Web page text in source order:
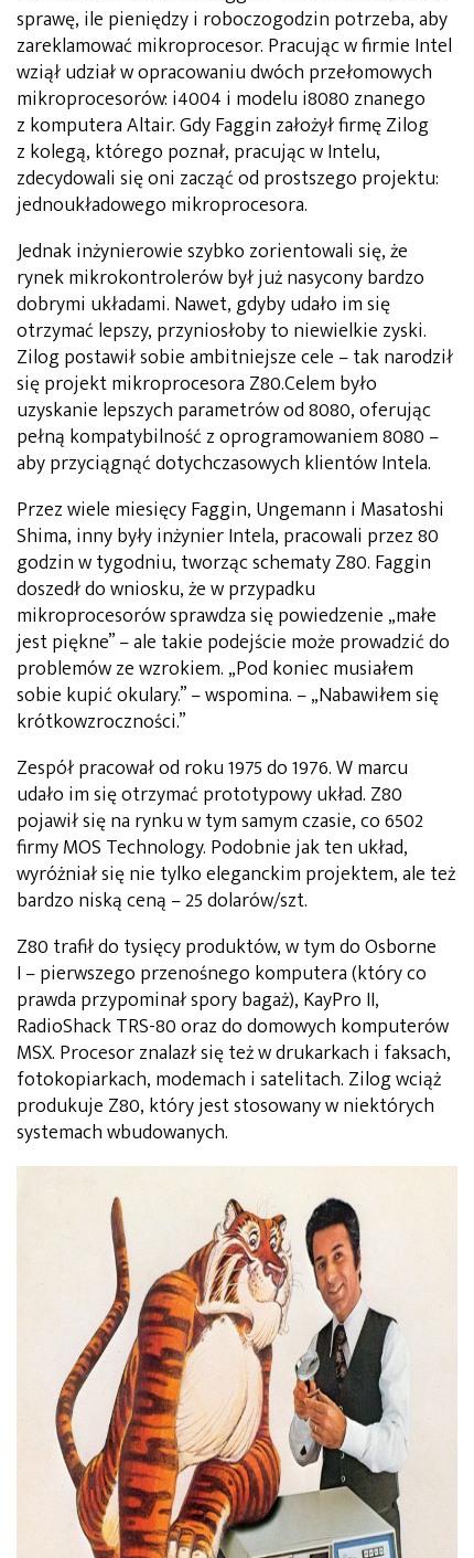
sprawę, ile pieniędzy i roboczogodzin potrzeba, aby
zareklamować mikroprocesor. Pracując w firmie Intel
wziął udział w opracowaniu dwóch przełomowych
mikroprocesorów: i4004 i modelu i8080 znanego
z komputera Altair. Gdy Faggin założył firmę Zilog
z kolegą, którego poznał, pracując w Intelu,
zdecydowali się oni zacząć od prostszego projektu:
jednoukładowego mikroprocesora.
Jednak inżynierowie szybko zorientowali się, że
rynek mikrokontrolerów był już nasycony bardzo
dobrymi układami. Nawet, gdyby udało im się
otrzymać lepszy, przyniosłoby to niewielkie zyski.
Zilog postawił sobie ambitniejsze cele – tak narodził
się projekt mikroprocesora Z80.Celem było
uzyskanie lepszych parametrów od 8080, oferując
pełną kompatybilność z oprogramowaniem 8080 –
aby przyciągnąć dotychczasowych klientów Intela.
Przez wiele miesięcy Faggin, Ungemann i Masatoshi
Shima, inny były inżynier Intela, pracowali przez 80
godzin w tygodniu, tworząc schematy Z80. Faggin
doszedł do wniosku, że w przypadku
mikroprocesorów sprawdza się powiedzenie „małe
jest piękne” – ale takie podejście może prowadzić do
problemów ze wzrokiem. „Pod koniec musiałem
sobie kupić okulary.” – wspomina. – „Nabawiłem się
krótkowzroczności.”
Zespół pracował od roku 1975 do 1976. W marcu
udało im się otrzymać prototypowy układ. Z80
pojawił się na rynku w tym samym czasie, co 6502
firmy MOS Technology. Podobnie jak ten układ,
wyróżniał się nie tylko eleganckim projektem, ale też
bardzo niską ceną – 25 dolarów/szt.
Z80 trafił do tysięcy produktów, w tym do Osborne
I – pierwszego przenośnego komputera (który co
prawda przypominał spory bagaż), KayPro II,
RadioShack TRS-80 oraz do domowych komputerów
MSX. Procesor znalazł się też w drukarkach i faksach,
fotokopiarkach, modemach i satelitach. Zilog wciąż
produkuje Z80, który jest stosowany w niektórych
systemach wbudowanych.